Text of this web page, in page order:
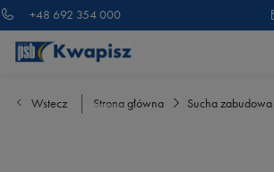
+48 692 354 000
Wstecz Strona główna Sucha zabudowa